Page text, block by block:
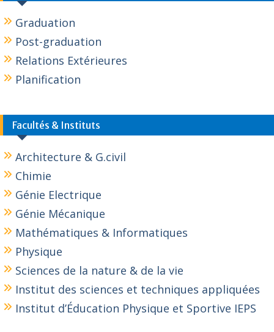
Graduation
Post-graduation
Relations Extérieures
Planification
Facultés & Instituts
Architecture & G.civil
Chimie
Génie Electrique
Génie Mécanique
Mathématiques & Informatiques
Physique
Sciences de la nature & de la vie
Institut des sciences et techniques appliquées
Institut d’Éducation Physique et Sportive IEPS